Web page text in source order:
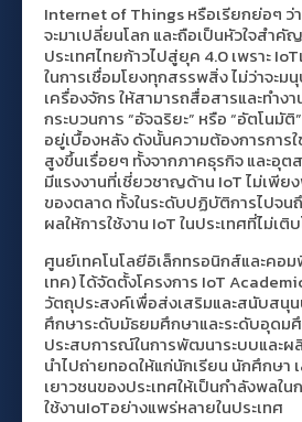
Internet of Things หรือเรียกย่อๆ ว่
จะมาเปลี่ยนโลก และถือเป็นหัวใจสำคั
ประเทศไทยก้าวไปสู่ยุค 4.0 เพราะ
ในการเชื่อมโยงทุกสรรพสิ่ง ไม่ว่าจะม
เครื่องจักร ให้สามารถสื่อสารและทำง
กระบวนการ “อัจฉริยะ” หรือ “อัตโนมั
อยู่เบื้องหลัง ดังนั้นความต้องการการ
สูงขึ้นเรื่อยๆ ทั้งจากภาคธุรกิจ และอุ
มีแรงงานที่เชี่ยวชาญด้าน IoT ไม่เพี
ของตลาด ทั้งในระดับปฏิบัติการไปจ
ผลให้การใช้งาน IoT ในประเทศที่ไม่เ
ศูนย์เทคโนโลยีอิเล็กทรอนิกส์และคอ
เทค) ได้จัดตั้งโครงการ IoT
วัตถุประสงค์เพื่อส่งเสริมและสนับสนุ
ศึกษาระดับมัธยมศึกษาและระดับอุดม
ประสบการณ์ในการพัฒนาระบบและ
นำไปถ่ายทอดให้แก่นักเรียน นักศึกษา
เยาวชนของประเทศให้เป็นกำลังพลใ
ใช้งานIoTอย่างแพร่หลายในประเทศ